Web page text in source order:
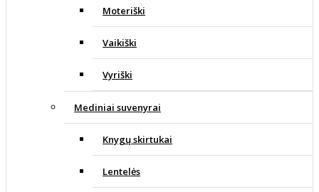
Moteriški
Vaikiški
Vyriški
Mediniai suvenyrai
Knygų skirtukai
Lentelės